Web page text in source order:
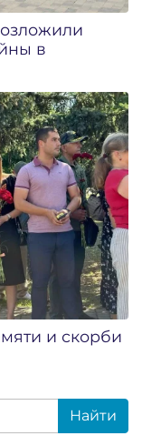
в
и скорби
Найти